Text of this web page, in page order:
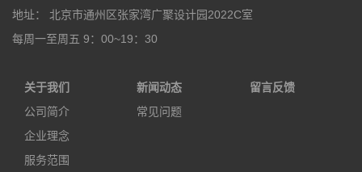
地址： 北京市通州区张家湾广聚设计园2022C室
每周一至周五 9：00~19：30
关于我们
公司简介
企业理念
服务范围
新闻动态
常见问题
留言反馈